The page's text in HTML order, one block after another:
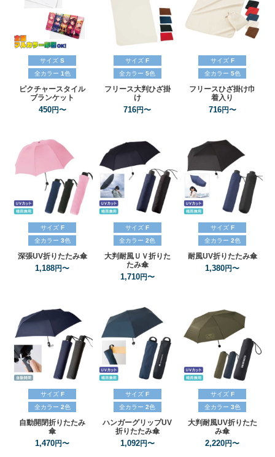
サイズ S
全カラー 1色
ピクチャースタイル
ブランケット
450円〜
サイズ F
全カラー 5色
フリース大判ひざ掛
け
716円〜
サイズ F
全カラー 5色
フリースひざ掛け巾
着入り
716円〜
サイズ F
全カラー 3色
深張UV折りたたみ傘
1,188円〜
サイズ F
全カラー 2色
大判耐風ＵＶ折りた
たみ傘
1,710円〜
サイズ F
全カラー 2色
耐風UV折りたたみ傘
1,380円〜
サイズ F
全カラー 2色
自動開閉折りたたみ
傘
1,470円〜
サイズ F
全カラー 2色
ハンガーグリップUV
折りたたみ傘
1,092円〜
サイズ F
全カラー 3色
大判耐風UV折りたた
み傘
2,220円〜